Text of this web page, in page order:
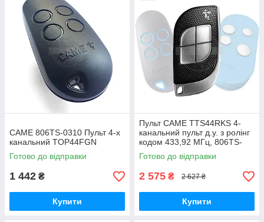
CAME 806TS-0310 Пульт 4-х
канальний TOP44FGN
Готово до відправки
1 442 ₴
Купити
Пульт CAME TTS44RKS 4-
канальний пульт д.у. з ролінг
кодом 433,92 МГц, 806TS-
0250
Готово до відправки
2 575 ₴ 2 627 ₴
Купити